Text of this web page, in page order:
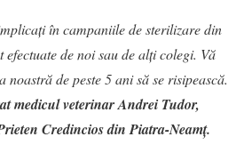
în campaniile de sterilizare din
efectuate de noi sau de alți colegi. Vă
noastră de peste 5 ani să se risipească.
medicul veterinar Andrei Tudor,
Credincios din Piatra-Neamț.